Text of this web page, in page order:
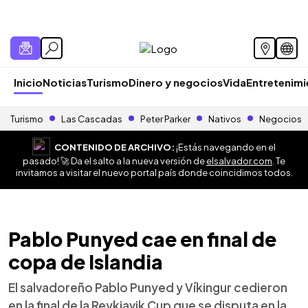
InicioNoticiasTurismoDinero y negociosVida
Turismo Las Cascadas Peter Parker Nativos Negocios
CONTENIDO DE ARCHIVO:¡Estás navegando en el
pasado! 🚀 Da el salto a la nueva versión deelsalvador.com . Te
invitamos a visitar el nuevo portal país donde coincidimos todos.
Pablo Punyed cae en final de
copa de Islandia
El salvadoreño Pablo Punyed y Víkingur cedieron